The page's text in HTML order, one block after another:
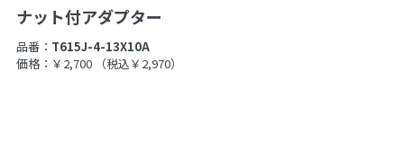
ナット付アダプター
品番： T615J-4-13X10A
価格：￥2,700
（税込￥2,970）